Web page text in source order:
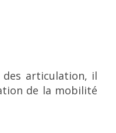
articulation, il
de la mobilité